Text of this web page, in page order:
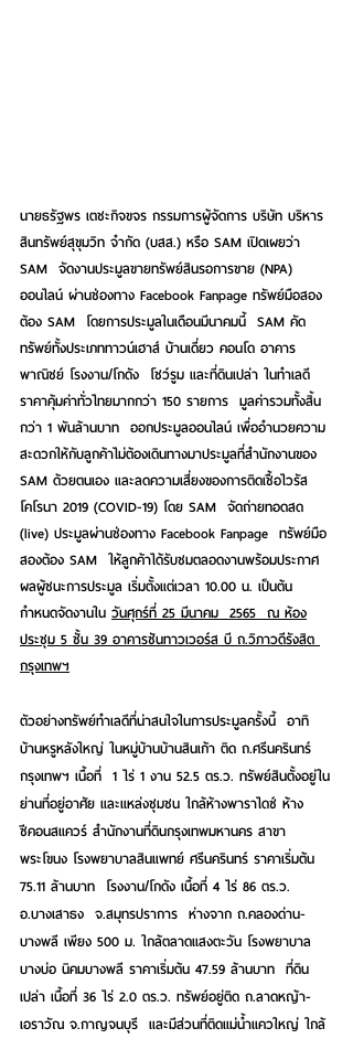
นายธรัฐพร เตชะกิจขจร กรรมการผู้จัดการ บริษัท บริหาร
สินทรัพย์สุขุมวิท จำกัด (บสส.) หรือ SAM เปิดเผยว่า
SAM จัดงานประมูลขายทรัพย์สินรอการขาย (NPA)
ออนไลน์ ผ่านช่องทาง Facebook Fanpage ทรัพย์มือสอง
ต้อง SAM โดยการประมูลในเดือนมีนาคมนี้  SAM คัด
ทรัพย์ทั้งประเภททาวน์เฮาส์ บ้านเดี่ยว คอนโด อาคาร
พาณิชย์ โรงงาน/โกดัง  โชว์รูม และที่ดินเปล่า ในทำเลดี
ราคาคุ้มค่าทั่วไทยมากกว่า 150 รายการ  มูลค่ารวมทั้งสิ้น
กว่า 1 พันล้านบาท  ออกประมูลออนไลน์ เพื่ออำนวยความ
สะดวกให้กับลูกค้าไม่ต้องเดินทางมาประมูลที่สำนักงานของ
SAM ด้วยตนเอง และลดความเสี่ยงของการติดเชื้อไวรัส
โคโรนา 2019 (COVID-19) โดย SAM  จัดถ่ายทอดสด
(live) ประมูลผ่านช่องทาง Facebook Fanpage  ทรัพย์มือ
สองต้อง SAM  ให้ลูกค้าได้รับชมตลอดงานพร้อมประกาศ
ผลผู้ชนะการประมูล เริ่มตั้งแต่เวลา 10.00 น. เป็นต้น
กำหนดจัดงานใน วันศุกร์ที่ 25 มีนาคม  2565 ณ ห้อง
ประชุม 5 ชั้น 39 อาคารซันทาวเวอร์ส บี ถ.วิภาวดีรังสิต
กรุงเทพฯ
ตัวอย่างทรัพย์ทำเลดีที่น่าสนใจในการประมูลครั้งนี้  อาทิ
บ้านหรูหลังใหญ่ ในหมู่บ้านบ้านสินเก้า ติด ถ.ศรีนครินทร์
กรุงเทพฯ เนื้อที่  1 ไร่ 1 งาน 52.5 ตร.ว. ทรัพย์สินตั้งอยู่ใน
ย่านที่อยู่อาศัย และแหล่งชุมชน ใกล้ห้างพาราไดซ์ ห้าง
ซีคอนสแควร์ สำนักงานที่ดินกรุงเทพมหานคร สาขา
พระโขนง โรงพยาบาลสินแพทย์ ศรีนครินทร์ ราคาเริ่มต้น
75.11 ล้านบาท  โรงงาน/โกดัง เนื้อที่ 4 ไร่ 86 ตร.ว.
อ.บางเสาธง  จ.สมุทรปราการ  ห่างจาก ถ.คลองด่าน-
บางพลี เพียง 500 ม. ใกล้ตลาดแสงตะวัน โรงพยาบาล
บางบ่อ นิคมบางพลี ราคาเริ่มต้น 47.59 ล้านบาท  ที่ดิน
เปล่า เนื้อที่ 36 ไร่ 2.0 ตร.ว. ทรัพย์อยู่ติด ถ.ลาดหญ้า-
เอราวัณ จ.กาญจนบุรี  และมีส่วนที่ติดแม่น้ำแควใหญ่ ใกล้